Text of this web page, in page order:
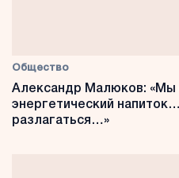
Общество
Александр Малюков: «Мы
энергетический
разлагаться…»